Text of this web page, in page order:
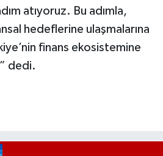
atıyoruz. Bu adımla,
hedeflerine ulaşmalarına
finans ekosistemine
dedi.